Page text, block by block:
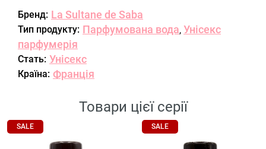
Бренд: La Sultane de Saba
Тип продукту: Парфумована вода, Унісекс
парфумерія
Стать: Унісекс
Країна: Франція
Товари цієї серії
SALE SALE